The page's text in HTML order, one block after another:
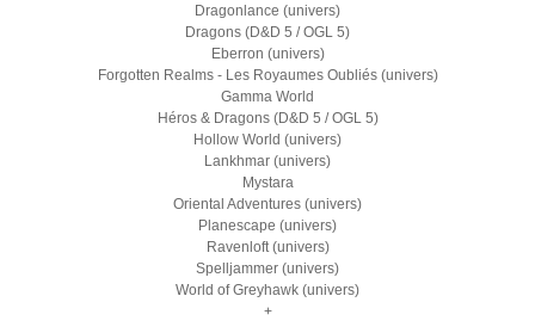
Dragonlance (univers)
Dragons (D&D 5 / OGL 5)
Eberron (univers)
Forgotten Realms - Les Royaumes Oubliés (univers)
Gamma World
Héros & Dragons (D&D 5 / OGL 5)
Hollow World (univers)
Lankhmar (univers)
Mystara
Oriental Adventures (univers)
Planescape (univers)
Ravenloft (univers)
Spelljammer (univers)
World of Greyhawk (univers)
+